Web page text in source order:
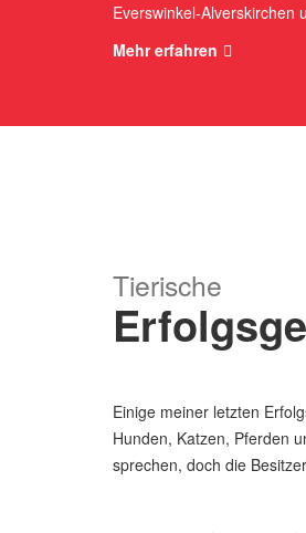
Everswinkel-Alverskirchen
Mehr erfahren
Tierische
Einige meiner letzten
Hunden, Katzen, Pferden
sprechen, doch die